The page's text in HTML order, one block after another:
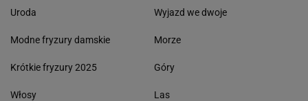
Uroda
Modne fryzury damskie
Krótkie fryzury 2025
Włosy
Wyjazd we dwoje
Morze
Góry
Las